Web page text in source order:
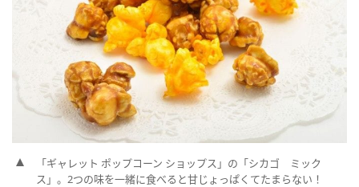
「ギャレット ポップコーン ショップス」の「シカゴ ミック
ス」。2つの味を一緒に食べると甘じょっぱくてたまらない！